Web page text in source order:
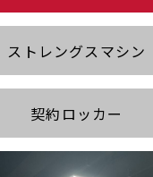
ストレングスマシン
契約ロッカー